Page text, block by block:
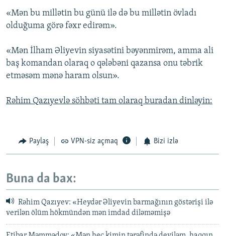
«Mən bu millətin bu günü ilə də bu millətin övladı
olduğuma görə fəxr edirəm».
«Mən İlham Əliyevin siyasətini bəyənmirəm, amma ali
baş komandan olaraq o qələbəni qazansa onu təbrik
etməsəm mənə haram olsun».
Rəhim Qazıyevlə söhbəti tam olaraq buradan dinləyin:
Paylaş VPN-siz açmaq Bizi izlə
Buna da bax:
Rəhim Qazıyev: «Heydər Əliyevin barmağının göstərişi ilə
verilən ölüm hökmündən mən imdad diləməmişə